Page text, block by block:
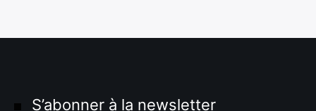
S’abonner à la newsletter